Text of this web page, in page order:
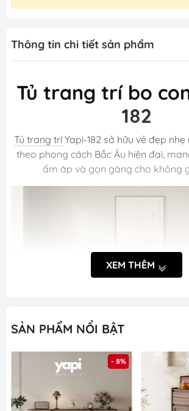
Thông tin chi tiết sản phẩm
Tủ trang trí bo
182
Tủ trang tríYapi-182 sở hữu vẻ đẹp
theo phong cách Bắc Âu hiện đại,
ấm áp và gọn gàng cho không
XEM THÊM
SẢN PHẨM NỔI BẬT
- 8%